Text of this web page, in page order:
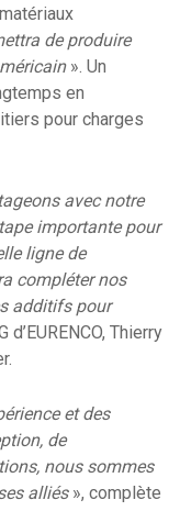
de produire
». Un
en
pour charges
avec notre
importante pour
ligne de
compléter nos
additifs pour
Thierry
et des
de
nous sommes
alliés», complète